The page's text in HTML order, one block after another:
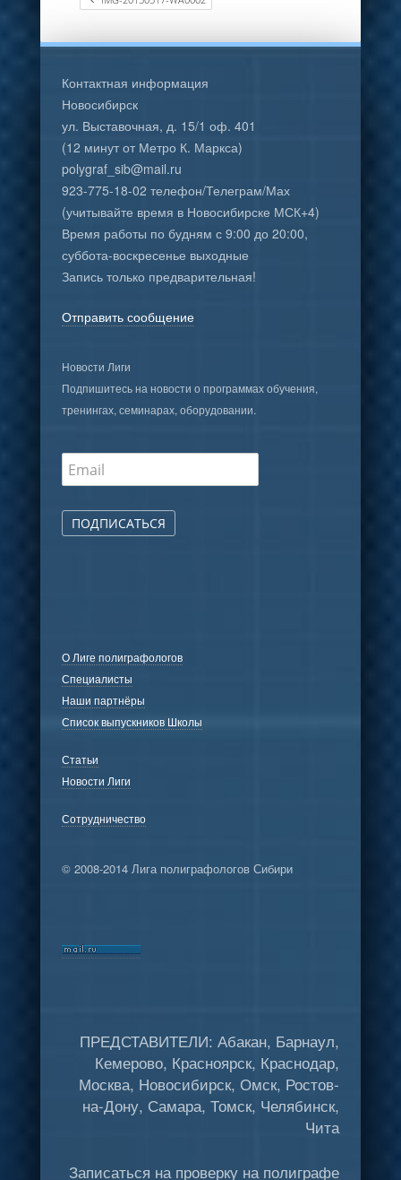
Контактная информация
Новосибирск
ул. Выставочная, д. 15/1 оф. 401
(12 минут от Метро К. Маркса)
polygraf_sib@mail.ru
923-775-18-02 телефон/Телеграм/Мах
(учитывайте время в Новосибирске МСК+4)
Время работы по будням с 9:00 до 20:00,
суббота-воскресенье выходные
Запись только предварительная!
Отправить сообщение
Новости Лиги
Подпишитесь на новости о программах обучения,
тренингах, семинарах, оборудовании.
ПОДПИСАТЬСЯ
О Лиге полиграфологов
Специалисты
Наши партнёры
Список выпускников Школы
Статьи
Новости Лиги
Сотрудничество
© 2008-2014 Лига полиграфологов Сибири
ПРЕДСТАВИТЕЛИ: Абакан, Барнаул,
Кемерово, Красноярск, Краснодар,
Москва, Новосибирск, Омск, Ростов-
на-Дону, Самара, Томск, Челябинск,
Чита
Записаться на проверку на полиграфе